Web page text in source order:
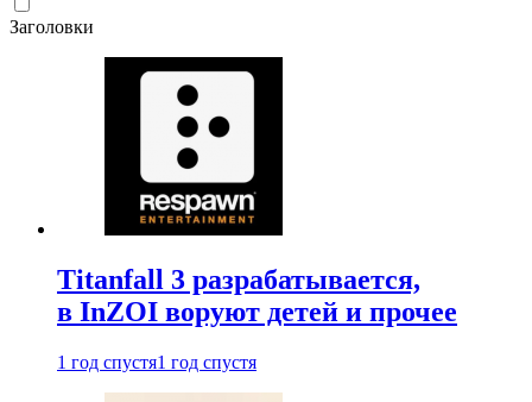
Заголовки
Titanfall 3 разрабатывается,
в InZOI воруют детей и прочее
1 год спустя1 год спустя